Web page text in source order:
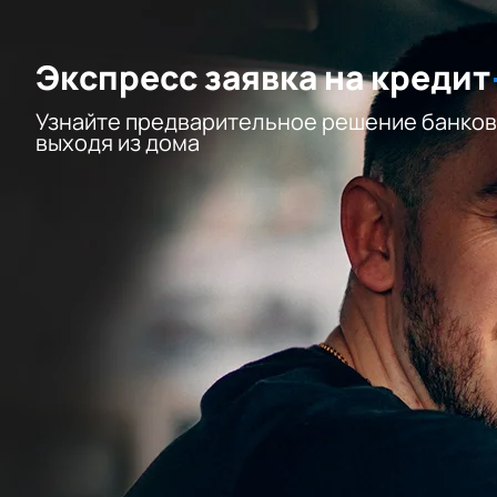
Экспресс заявка на кредит
Узнайте предварительное решение
выходя из дома